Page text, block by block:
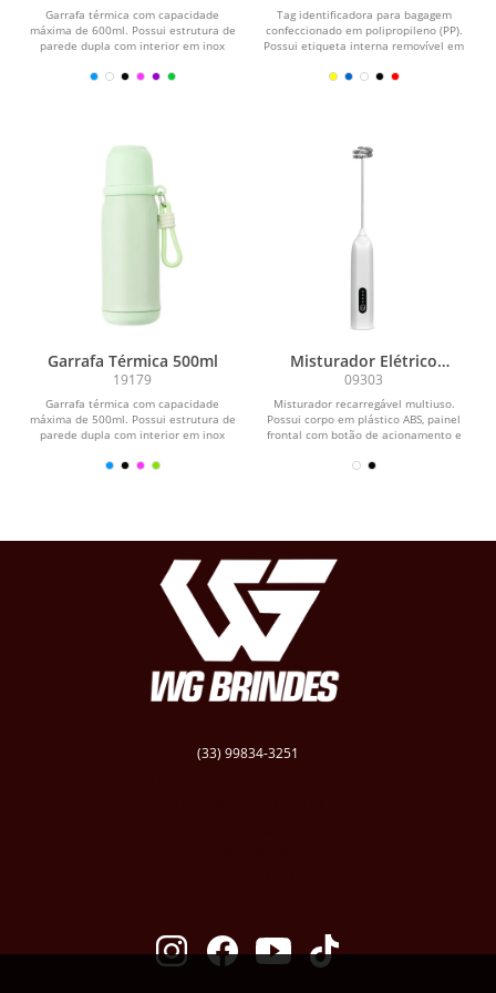
Garrafa térmica com capacidade
máxima de 600ml. Possui estrutura de
parede dupla com interior em inox
Tag identificadora para bagagem
confeccionado em polipropileno (PP).
Possui etiqueta interna removível em
Garrafa Térmica 500ml
19179
Garrafa térmica com capacidade
máxima de 500ml. Possui estrutura de
parede dupla com interior em inox
Misturador Elétrico
Recarregável
09303
Misturador recarregável multiuso.
Possui corpo em plástico ABS, painel
frontal com botão de acionamento e
(33) 99834-3251